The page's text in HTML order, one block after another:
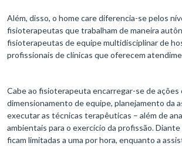
Além, disso, o home care diferencia-se pelos
fisioterapeutas que trabalham de maneira
fisioterapeutas de equipe multidisciplinar de
profissionais de clínicas que oferecem
Cabe ao fisioterapeuta encarregar-se de ações
dimensionamento de equipe, planejamento da
executar as técnicas terapêuticas – além de
ambientais para o exercício da profissão.
ficam limitadas a uma por hora, enquanto a